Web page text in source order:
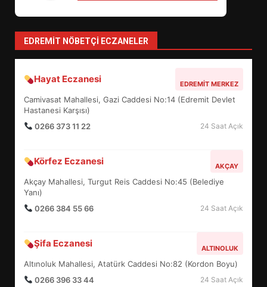
EDREMIT NÖBETÇI ECZANELER
Hayat Eczanesi EDREMIT MERKEZ
Camivasat Mahallesi, Gazi Caddesi No:14 (Edremit Devlet
Hastanesi Karşısı)
0266 373 11 22
24 Saat Açık
Körfez Eczanesi AKÇAY
Akçay Mahallesi, Turgut Reis Caddesi No:45 (Belediye
Yanı)
0266 384 55 66
24 Saat Açık
Şifa Eczanesi ALTINOLUK
Altınoluk Mahallesi, Atatürk Caddesi No:82 (Kordon Boyu)
0266 396 33 44
24 Saat Açık
4
5
BALIKESİR MÜZELERİNDE SÜRE
UZATILDI: NE DEĞİŞTİ?
6
TURNUVASI KAYITLARI NEYİ
7
YENİ YÖNETİM NASIL
ŞEKİLLENDİ?